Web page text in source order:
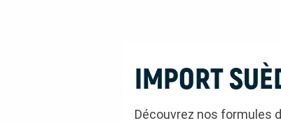
IMPORT
Découvrez nos formules